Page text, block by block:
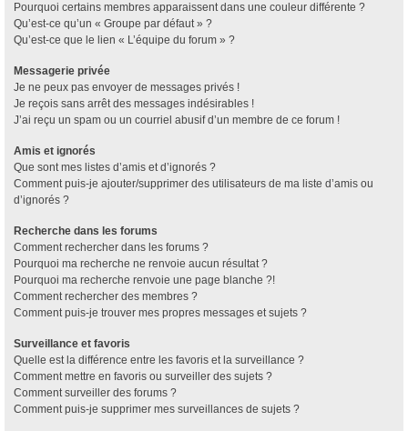
Pourquoi certains membres apparaissent dans une couleur différente ?
Qu’est-ce qu’un « Groupe par défaut » ?
Qu’est-ce que le lien « L’équipe du forum » ?
Messagerie privée
Je ne peux pas envoyer de messages privés !
Je reçois sans arrêt des messages indésirables !
J’ai reçu un spam ou un courriel abusif d’un membre de ce forum !
Amis et ignorés
Que sont mes listes d’amis et d’ignorés ?
Comment puis-je ajouter/supprimer des utilisateurs de ma liste d’amis ou
d’ignorés ?
Recherche dans les forums
Comment rechercher dans les forums ?
Pourquoi ma recherche ne renvoie aucun résultat ?
Pourquoi ma recherche renvoie une page blanche ?!
Comment rechercher des membres ?
Comment puis-je trouver mes propres messages et sujets ?
Surveillance et favoris
Quelle est la différence entre les favoris et la surveillance ?
Comment mettre en favoris ou surveiller des sujets ?
Comment surveiller des forums ?
Comment puis-je supprimer mes surveillances de sujets ?